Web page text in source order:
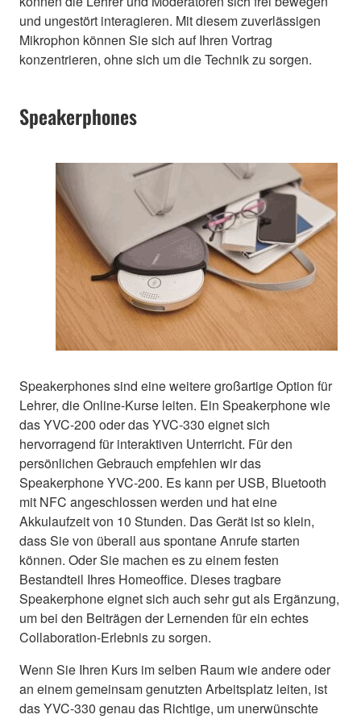
und ungestört interagieren. Mit diesem zuverlässigen
Mikrophon können Sie sich auf Ihren Vortrag
konzentrieren, ohne sich um die Technik zu sorgen.
Speakerphones
Speakerphones sind eine weitere großartige Option für
Lehrer, die Online-Kurse leiten. Ein Speakerphone wie
das YVC-200 oder das YVC-330 eignet sich
hervorragend für interaktiven Unterricht. Für den
persönlichen Gebrauch empfehlen wir das
Speakerphone YVC-200. Es kann per USB, Bluetooth
mit NFC angeschlossen werden und hat eine
Akkulaufzeit von 10 Stunden. Das Gerät ist so klein,
dass Sie von überall aus spontane Anrufe starten
können. Oder Sie machen es zu einem festen
Bestandteil Ihres Homeoffice. Dieses tragbare
Speakerphone eignet sich auch sehr gut als Ergänzung,
um bei den Beiträgen der Lernenden für ein echtes
Collaboration-Erlebnis zu sorgen.
Wenn Sie Ihren Kurs im selben Raum wie andere oder
an einem gemeinsam genutzten Arbeitsplatz leiten, ist
das YVC-330 genau das Richtige, um unerwünschte